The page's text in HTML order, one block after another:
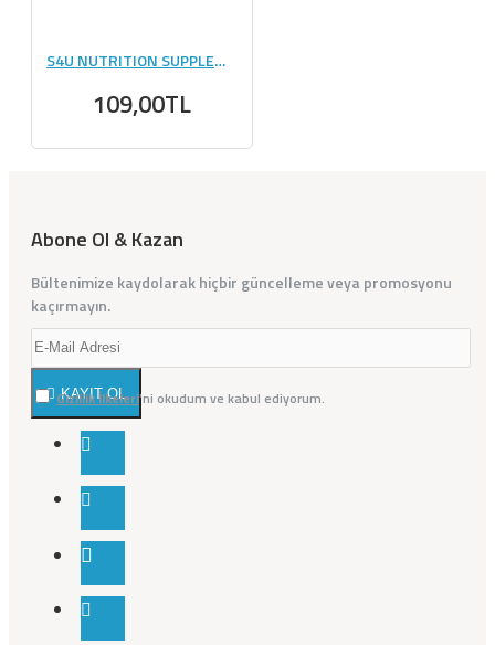
S4U NUTRITION SUPPLEMENT FOR YOU SHAKER 300 ML
109,00TL
Abone Ol & Kazan
Bültenimize kaydolarak hiçbir güncelleme veya promosyonu
kaçırmayın.
KAYIT OL
Gizlilik İlkeleri'ni okudum ve kabul ediyorum.